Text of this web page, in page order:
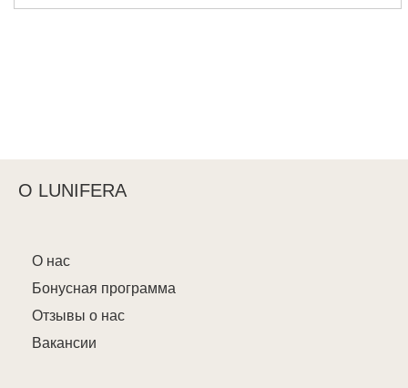
О LUNIFERA
О нас
Бонусная программа
Отзывы о нас
Вакансии